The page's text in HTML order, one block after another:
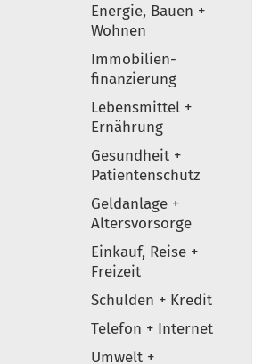
Elemente
Energie, Bauen +
Wohnen
Immobilien-
finanzierung
Lebensmittel +
Ernährung
Gesundheit +
Patientenschutz
Geldanlage +
Altersvorsorge
Einkauf, Reise +
Freizeit
Schulden + Kredit
Telefon + Internet
Umwelt +